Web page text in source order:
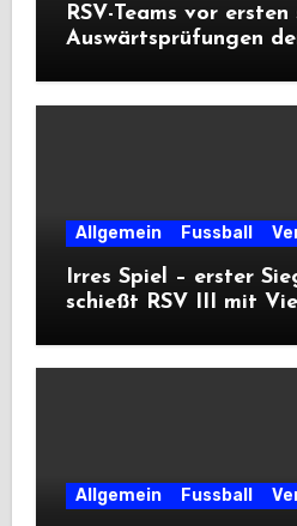
RSV-Teams vor ersten
Auswärtsprüfungen
Allgemein Fussball
Irres Spiel – erster
schießt RSV III mit
Allgemein Fussball